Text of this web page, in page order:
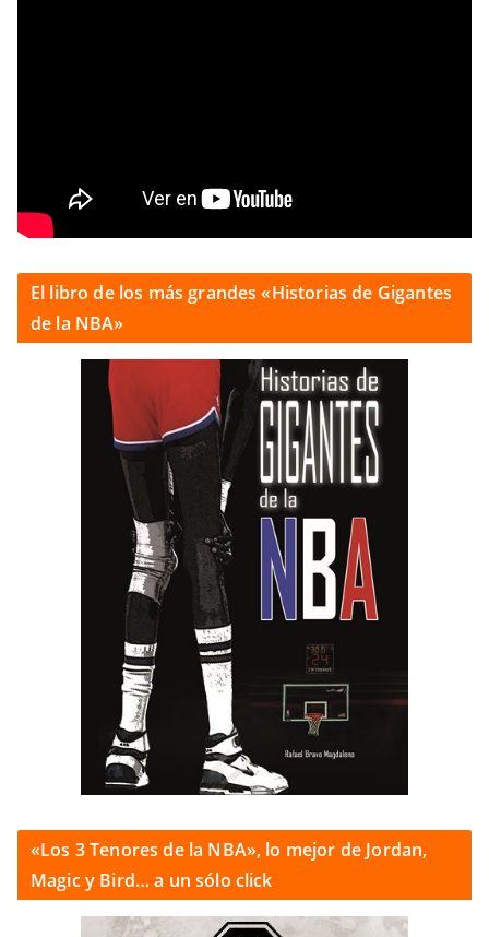
El libro de los más grandes «Historias de Gigantes
de la NBA»
«Los 3 Tenores de la NBA», lo mejor de Jordan,
Magic y Bird… a un sólo click